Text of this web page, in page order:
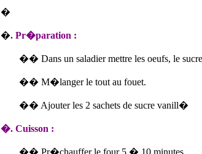
�
�. Pr�paration :
�� Dans un saladier mettre les oeufs, le
�� M�langer le tout au fouet.
�� Ajouter les 2 sachets de sucre vanill�
�. Cuisson :
�� Pr�chauffer le four 5 � 10 minutes